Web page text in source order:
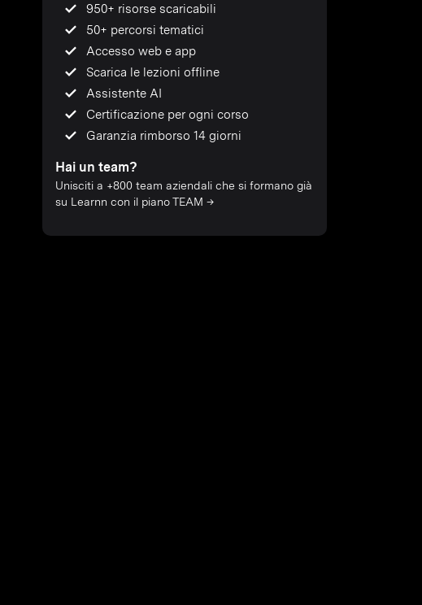
950+ risorse scaricabili
50+ percorsi tematici
Accesso web e app
Scarica le lezioni offline
Assistente AI
Certificazione per ogni corso
Garanzia rimborso 14 giorni
Hai un team?
Unisciti a +800 team aziendali che si formano già
su Learnn con il piano TEAM →